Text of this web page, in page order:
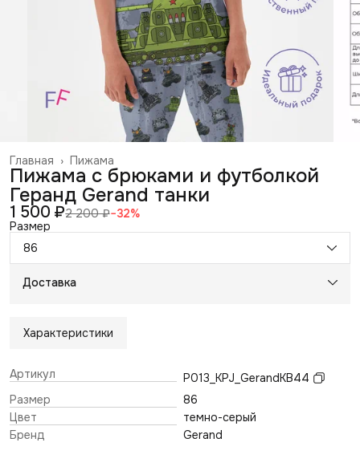
Пижама
Главная ›
Пижама с брюками и футболкой
Геранд Gerand танки
1 500 ₽2 200 ₽−32%
Размер
86
Доставка
Характеристики
Артикул
P013_KPJ_GerandKB44
Размер
86
Цвет
темно-серый
Бренд
Gerand